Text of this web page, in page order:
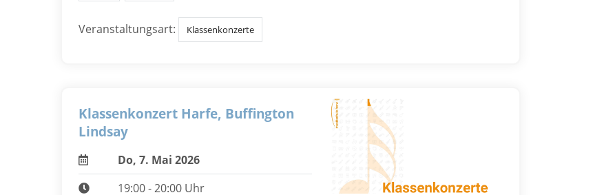
Veranstaltungsart: Klassenkonzerte
Klassenkonzert Harfe, Buffington
Lindsay
Do, 7. Mai 2026
19:00 - 20:00 Uhr